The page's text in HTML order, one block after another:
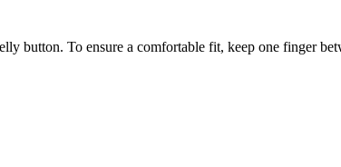
button. To ensure a comfortable fit, keep one finger